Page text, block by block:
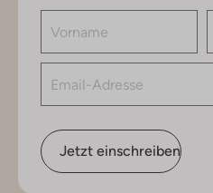
Jetzt einschreiben